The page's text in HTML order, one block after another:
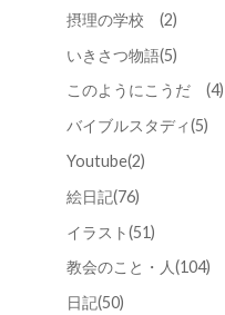
摂理の学校 (2)
いきさつ物語(5)
このようにこうだ (4)
バイブルスタディ(5)
Youtube(2)
絵日記(76)
イラスト(51)
教会のこと・人(104)
日記(50)